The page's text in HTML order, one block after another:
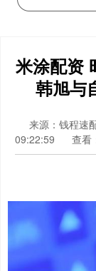
米涂配资
韩旭与
来源：钱程速
09:22:59
查看